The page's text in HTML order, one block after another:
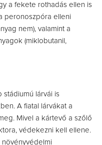
a fekete rothadás ellen is
peronoszpóra elleni
nem), valamint a
(miklobutanil,
lárvái is
A fiatal lárvákat a
Mivel a kártevő a szőlő
védekezni kell ellene.
növényvédelmi